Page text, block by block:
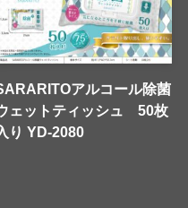
アルコール除菌
ェットティッシュ 50枚
り YD-2080